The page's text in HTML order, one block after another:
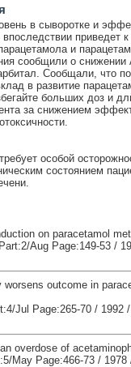
в сыворотке и
приведет
и
сообщили о снижении
Сообщали, что
в развитие
больших доз и
за снижением
особой
состоянием
on paracetamol
Aug Page:149-53 /
outcome in
Jul Page:265-70 / 1992
overdose of
May Page:466-73 /